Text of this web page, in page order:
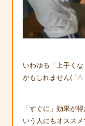
いわゆる「上手く
かもしれません( ´△
「すぐに」効果が
いう人にもオススメ